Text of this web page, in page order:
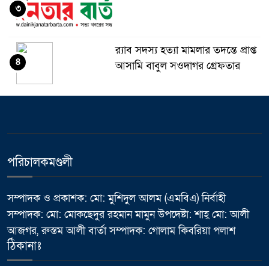
৩
র‌্যাব সদস্য হত্যা মামলার তদন্তে প্রাপ্ত
আসামি বাবুল সওদাগর গ্রেফতার
৪
সম্মেলন
বাচ্চুর বরাদ্দে এইচবিবি রাস্তার কাজের
উদ্বোধন
৬
মাথায় হেলমেট, তবু কতটা নিরাপদ
৭
পরিচালকমণ্ডলী
সম্পাদক ও প্রকাশক: মো: মুশিদুল আলম (এমবিএ) নির্বাহী
সম্পাদক: মো: মোকছেদুর রহমান মামুন উপদেষ্টা: শাহ্ মো: আলী
আজগর, রুস্তম আলী বার্তা সম্পাদক: গোলাম কিবরিয়া পলাশ
ঠিকানাঃ